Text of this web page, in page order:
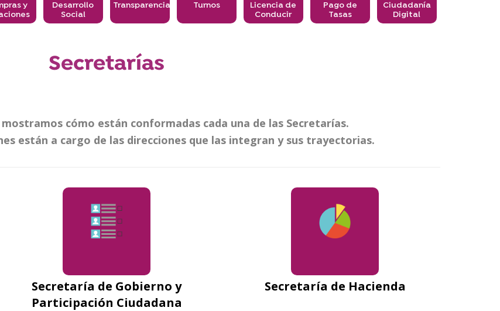
y
Desarrollo
Social
Transparencia Turnos
Licencia de
Conducir
Pago de
Tasas
Ciudadanía
Digital
Secretarías
cómo están conformadas cada una de las Secretarías.
están a cargo de las direcciones que las integran y sus trayectorias.
Secretaría de Gobierno y
Participación Ciudadana
Secretaría de Hacienda